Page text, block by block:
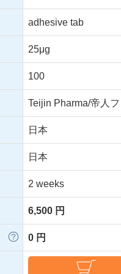
adhesive tab
25μg
100
Teijin Pharma/帝人
日本
日本
2 weeks
6,500 円
0 円